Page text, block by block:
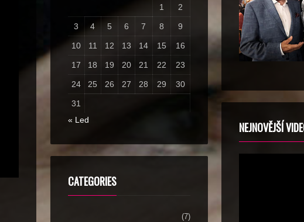
1 2
3 4 5 6 7 8 9
10 11 12 13 14 15 16
17 18 19 20 21 22 23
24 25 26 27 28 29 30
31
« Led
CATEGORIES
(7)
NEJNOVĚJŠÍ